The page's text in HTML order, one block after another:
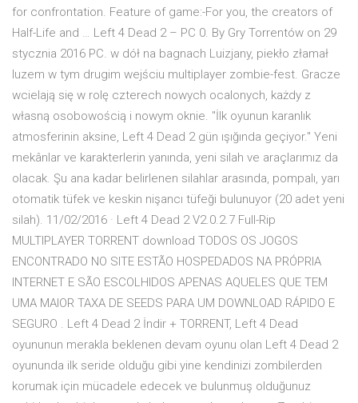
for confrontation. Feature of game:-For you, the creators of
Half-Life and … Left 4 Dead 2 – PC 0. By Gry Torrentów on 29
stycznia 2016 PC. w dół na bagnach Luizjany, piekło złamał
luzem w tym drugim wejściu multiplayer zombie-fest. Gracze
wcielają się w rolę czterech nowych ocalonych, każdy z
własną osobowością i nowym oknie. "İlk oyunun karanlık
atmosferinin aksine, Left 4 Dead 2 gün ışığında geçiyor." Yeni
mekânlar ve karakterlerin yanında, yeni silah ve araçlarımız da
olacak. Şu ana kadar belirlenen silahlar arasında, pompalı, yarı
otomatik tüfek ve keskin nişancı tüfeği bulunuyor (20 adet yeni
silah). 11/02/2016 · Left 4 Dead 2 V2.0.2.7 Full-Rip
MULTIPLAYER TORRENT download TODOS OS JOGOS
ENCONTRADO NO SITE ESTÃO HOSPEDADOS NA PRÓPRIA
INTERNET E SÃO ESCOLHIDOS APENAS AQUELES QUE TEM
UMA MAIOR TAXA DE SEEDS PARA UM DOWNLOAD RÁPIDO E
SEGURO . Left 4 Dead 2 İndir + TORRENT, Left 4 Dead
oyununun merakla beklenen devam oyunu olan Left 4 Dead 2
oyununda ilk seride olduğu gibi yine kendinizi zombilerden
korumak için mücadele edecek ve bulunmuş olduğunuz